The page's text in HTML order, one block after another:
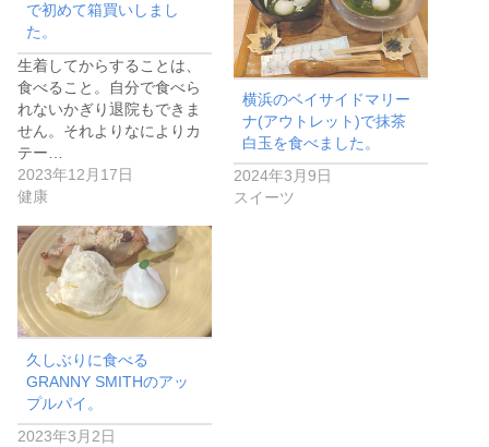
で初めて箱買いしまし
た。
生着してからすることは、
食べること。自分で食べら
れないかぎり退院もできま
せん。それよりなによりカ
テー…
2023年12月17日
健康
横浜のベイサイドマリー
ナ(アウトレット)で抹茶
白玉を食べました。
2024年3月9日
スイーツ
久しぶりに食べる
GRANNY SMITHのアッ
プルパイ。
2023年3月2日